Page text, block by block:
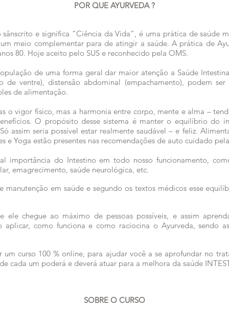
POR QUE AYURVEDA ?
e significa “Ciência da Vida”, é uma prática de saúde
meio complementar para de atingir a saúde. A prática de
80. Hoje aceito pelo SUS e reconhecido pela OMS.
de uma forma geral dar maior atenção a Saúde
de ventre), distensão abdominal (empachamento), podem
de alimentação.
o vigor físico, mas a harmonia entre corpo, mente e alma –
O propósito desse sistema é manter o equilíbrio do
assim seria possível estar realmente saudável – e feliz.
e Yoga estão presentes nas recomendações de auto cuidado
importância do Intestino em todo nosso funcionamento,
emagrecimento, saúde neurológica, etc.
manutenção em saúde e segundo os textos médicosesse
ele chegue ao máximo de pessoas possíveis, e assim
aplicar, como funciona e como raciocina o Ayurveda, sendo
curso 100 % online, para ajudar você a se aprofundar no
cada um poderá e deverá atuar para a melhora da saúde
SOBRE O CURSO